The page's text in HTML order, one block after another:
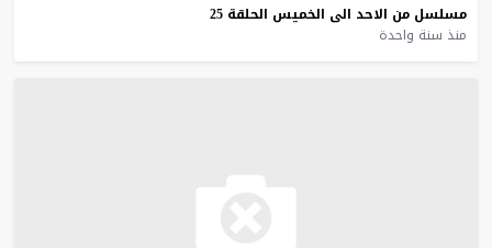
مسلسل من الاحد الى الخميس الحلقة 25
منذ سنة واحدة